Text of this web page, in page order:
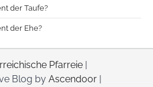
der Taufe?
der Ehe?
Pfarreie
Blog by Ascendoor